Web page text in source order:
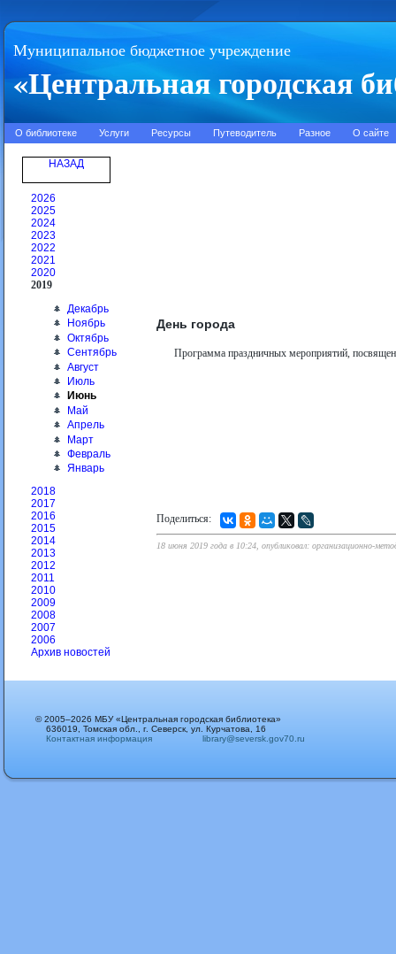
Муниципальное бюджетное учреждение
«Центральная городская
О библиотеке Услуги Ресурсы Путеводитель Разное О сайте
НАЗАД
2026
2025
2024
2023
2022
2021
2020
2019
Декабрь
Ноябрь
Октябрь
Сентябрь
Август
Июль
Июнь
Май
Апрель
Март
Февраль
Январь
2018
2017
2016
2015
2014
2013
2012
2011
2010
2009
2008
2007
2006
Архив новостей
День города
Программа праздничных мероприятий,
Поделиться:
18 июня 2019 года в 10:24, опубликовал: организационно-
© 2005–2026 МБУ «Центральная городская библиотека»
636019, Томская обл., г. Северск, ул. Курчатова, 16
Контактная информация
library@seversk.gov70.ru